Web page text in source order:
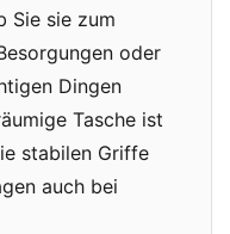
Sie sie zum
oder
Dingen
Tasche ist
stabilen Griffe
auch bei